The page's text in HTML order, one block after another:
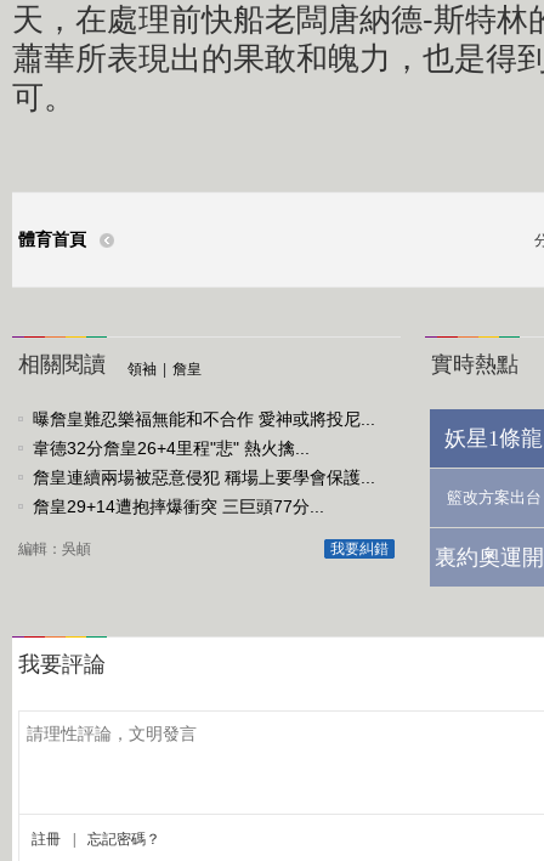
天，在處理前快船老闆唐納德-斯特林
蕭華所表現出的果敢和魄力，也是得
可。
體育首頁
相關閱讀 領袖 詹皇
曝詹皇難忍樂福無能和不合作 愛神或將投尼...
韋德32分詹皇26+4里程"悲" 熱火擒...
詹皇連續兩場被惡意侵犯 稱場上要學會保護...
詹皇29+14遭抱摔爆衝突 三巨頭77分...
我要糾錯
編輯：吳頔
實時熱點
妖星1條
籃改方案出台
裏約奧運